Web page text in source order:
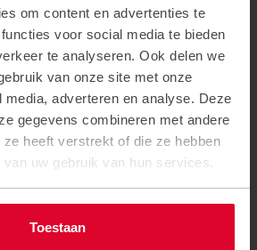
om content en advertenties te
voor social media te bieden
te analyseren. Ook delen we
van onze site met onze
adverteren en analyse. Deze
gegevens combineren met andere
ze heeft verstrekt of die ze hebben
uw gebruik van hun services.
Toestaan
sterkte en duurzaamheid van
hebben ertoe geleid dat er
De Mark een
geautomatiseerd
in gebruik is genomen.
van het transport
er in 2009 een
dit planningssysteem
aan het